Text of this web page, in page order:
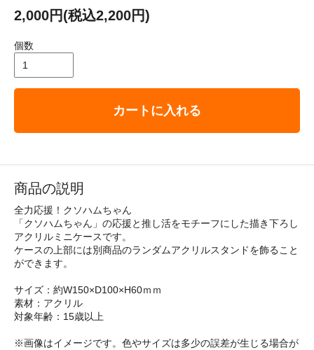
2,000円(税込2,200円)
個数
カートに入れる
商品の説明
全力応援！クソハムちゃん
「クソハムちゃん」の応援と推し活をモチーフにした描き下ろし
アクリルミニケースです。
ケースの上部には別商品のランダムアクリルスタンドを飾ること
ができます。
サイズ：約W150×D100×H60ｍｍ
素材：アクリル
対象年齢：15歳以上
※画像はイメージです。色やサイズは多少の誤差が生じる場合が